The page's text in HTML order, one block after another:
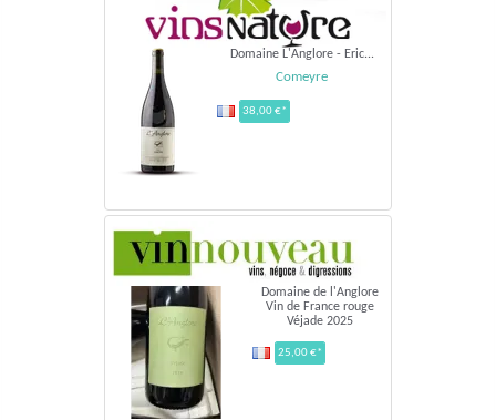
Domaine L'Anglore - Eric...
Comeyre
38,00 €*
Domaine de l'Anglore
Vin de France rouge
Véjade 2025
25,00 €*